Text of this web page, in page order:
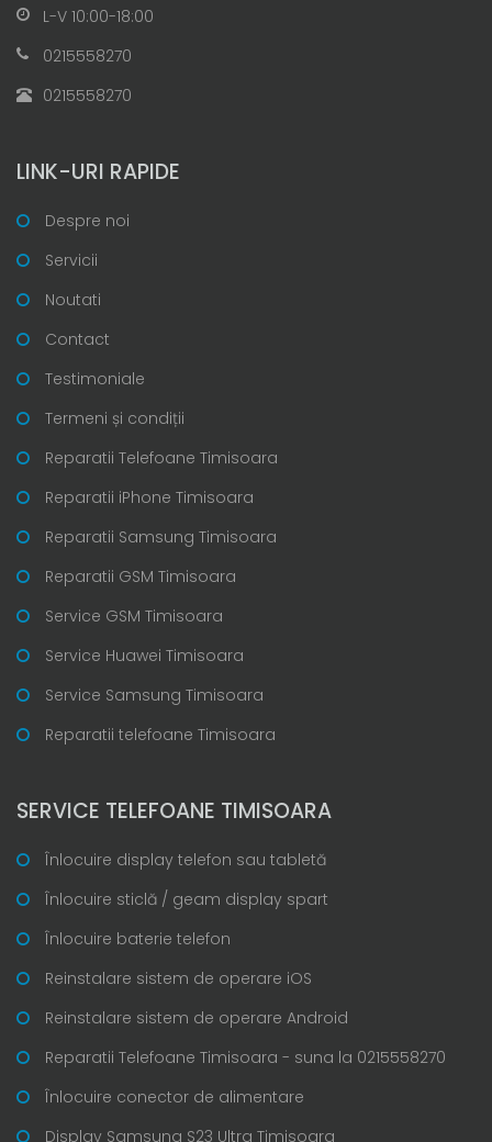
L-V 10:00-18:00
0215558270
0215558270
LINK-URI RAPIDE
Despre noi
Servicii
Noutati
Contact
Testimoniale
Termeni și condiții
Reparatii Telefoane Timisoara
Reparatii iPhone Timisoara
Reparatii Samsung Timisoara
Reparatii GSM Timisoara
Service GSM Timisoara
Service Huawei Timisoara
Service Samsung Timisoara
Reparatii telefoane Timisoara
SERVICE TELEFOANE TIMISOARA
Înlocuire display telefon sau tabletă
Înlocuire sticlă / geam display spart
Înlocuire baterie telefon
Reinstalare sistem de operare iOS
Reinstalare sistem de operare Android
Reparatii Telefoane Timisoara - suna la 0215558270
Înlocuire conector de alimentare
Display Samsung S23 Ultra Timisoara